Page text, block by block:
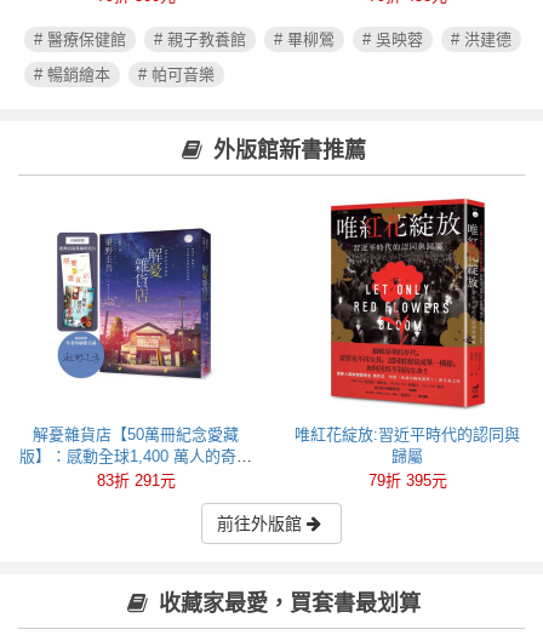
# 醫療保健館 # 親子教養館 # 畢柳鶯 # 吳映蓉
# 洪建德
# 暢銷繪本
# 帕可音樂
外版館新書推薦
解憂雜貨店【50萬冊紀念愛藏
版】：感動全球1,400 萬人的奇蹟
之書，東野圭吾最令人感動落淚
83折 291元
唯紅花綻放:習近平時代的認同與
歸屬
79折 395元
前往外版館
收藏家最愛，買套書最划算